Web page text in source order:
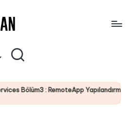
Yapılandırması Server
19 Temmuz